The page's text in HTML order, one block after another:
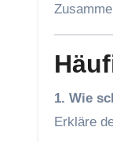
1. Wie
Erkläre